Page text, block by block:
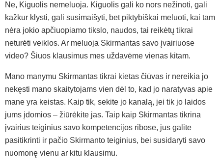
Ne, Kiguolis nemeluoja. Kiguolis gali ko nors nežinoti, gali
kažkur klysti, gali susimaišyti, bet piktybiškai meluoti, kai tam
nėra jokio apčiuopiamo tikslo, naudos, tai reikėtų tikrai
neturėti veiklos. Ar meluoja Skirmantas savo įvairiuose
video? Šiuos klausimus mes uždavėme vienas kitam.
Mano manymu Skirmantas tikrai kietas čiūvas ir nereikia jo
nekęsti mano skaitytojams vien dėl to, kad jo naratyvas apie
mane yra keistas. Kaip tik, sekite jo kanalą, jei tik jo laidos
jums įdomios – žiūrėkite jas. Taip kaip Skirmantas tikrina
įvairius teiginius savo kompetencijos ribose, jūs galite
pasitikrinti ir pačio Skirmanto teiginius, bei susidaryti savo
nuomonę vienu ar kitu klausimu.